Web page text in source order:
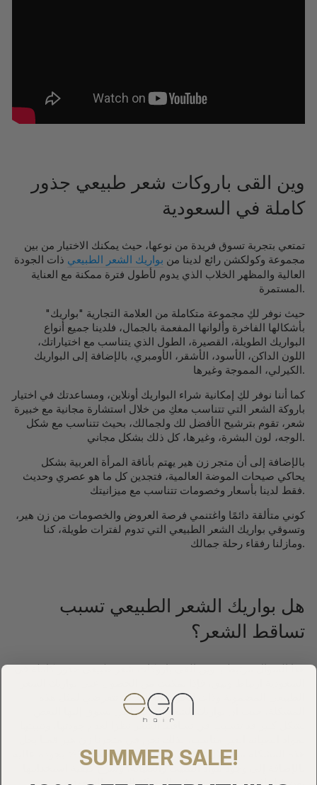
وين القى باروكات شعر طبيعي جذور
كاملة في السعودية
تمتعي بتجربة تسوق فريدة من نوعها، حيث يمكنك الاختيار من بين
مجموعة وكولكشن رائع لدينا من بواريك الشعر الطبيعي ذات الجودة
العالية والمظهر الخلاب الذي يدوم لأطول فترة ممكنة مع العناية
المستمرة.
حيث نوفر لكِ مجموعة متكاملة من العلامة التجارية "بواريك"
بأشكالها الفاخرة وألوانها المفعمة بالجمال، فلدينا جميع أنواع
البواريك الطويلة، القصيرة، الطول الذي يتناسب مع اختياراتك،
اللون الداكن، الأسود، الأشقر، الأومبري، بالإضافة إلى البواريك
الكيرلي، المموجة وغيرها.
كما أننا نوفر لكِ إمكانية شراء البواريك أونلاين، ومساعدتك في اختيار
باروكة الشعر التي تتناسب معكِ من خلال استشارة مجانية مع خبيرة
شعر، تقوم بترشيح الأفضل لك ولجمالك، بحيث تتناسب مع شكل
الوجه، لون البشرة، وغيرها، كل ذلك بشكل مجاني.
بالإضافة إلى أن متجر زن هير يهتم بأناقة المرأة العربية بشكل
يحاكي صيحات الموضة العالمية، فتجدين كل ما هو عصري وحديث
فقط لدينا بأسعار وخصومات تتناسب مع ميزانيتك.
كوني متألقة دائمًا واغتنمي فرصة العروض والخصومات من زن هير،
وتسوقي بواريك الشعر الطبيعي التي تدوم لفترات طويلة، كنا
ومازلنا رفقاء رحلة جمالك.
هل بواريك الشعر الطبيعي تسبب
تساقط الشعر؟
هذا السؤال مرتبط بـ وين القى باروكات شعر طبيعي جذور كاملة في
الطبيعي المضمونة وذات الجودة العالية لن تتعرضي لمثل هذه
المشكلة، حيث أن بواريك الشعر الرديئة التي يسوق إليها البعض
بشكل كبير قد تتسبب في تساقط الشعر نظرًا لعدم جودتها، وتثبيتها
بالإضافة إلى وجود مواد التثبيت والصيانة، وشرح كيفية استخدامها
SUMMER SALE!